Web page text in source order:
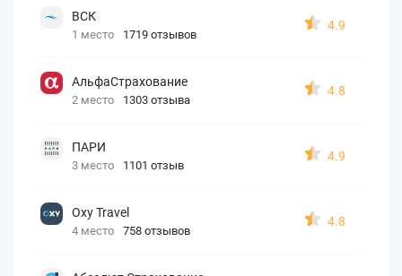
ВСК
1 место 1719 отзывов
4.9
АльфаСтрахование
2 место 1303 отзыва
4.8
ПАРИ
3 место 1101 отзыв
4.9
Oxy Travel
4 место 758 отзывов
4.8